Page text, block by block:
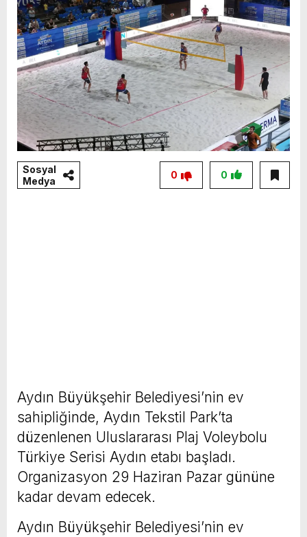
Sosyal
Medya
0
0
Aydın Büyükşehir Belediyesi’nin ev
sahipliğinde, Aydın Tekstil Park’ta
düzenlenen Uluslararası Plaj Voleybolu
Türkiye Serisi Aydın etabı başladı.
Organizasyon 29 Haziran Pazar gününe
kadar devam edecek.
Aydın Büyükşehir Belediyesi’nin ev